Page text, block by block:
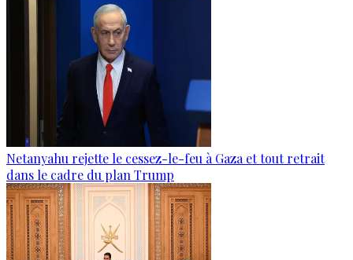
Netanyahu rejette le cessez-le-feu à Gaza et tout retrait
dans le cadre du plan Trump